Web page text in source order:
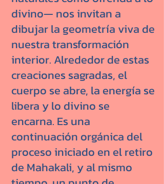
divino— nos invitan a
dibujar la geometría viva de
nuestra transformación
interior. Alrededor de estas
creaciones sagradas, el
cuerpo se abre, la energía se
libera y lo divino se
encarna. Es una
continuación orgánica del
proceso iniciado en el retiro
de Mahakali, y al mismo